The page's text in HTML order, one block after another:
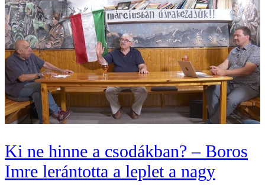
Ki ne hinne a csodákban? – Boros
Imre lerántotta a leplet a nagy